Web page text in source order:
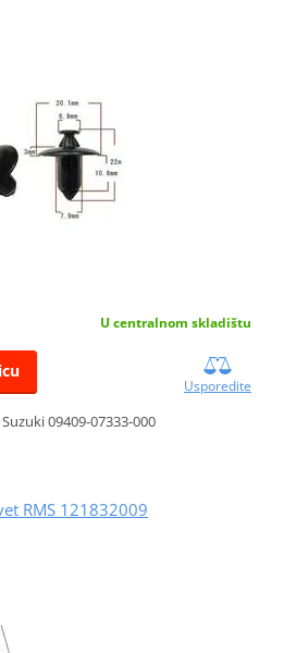
U centralnom skladištu
Usporedite
09409-07333-000
RMS 121832009